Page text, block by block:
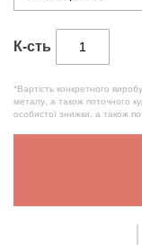
К-сть
*Вартість конкретного
металу, а також поточного
особистої знижки, а також